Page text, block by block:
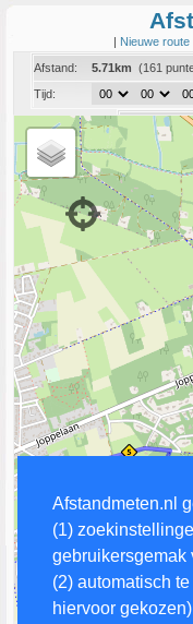
Afstandmeten.nl
(1)
gebruikersgemak
(2) automatisch
hiervoor
| Nieuwe route
Afstand:
5.71km (161
Tijd:
Coord:
Info:
Link